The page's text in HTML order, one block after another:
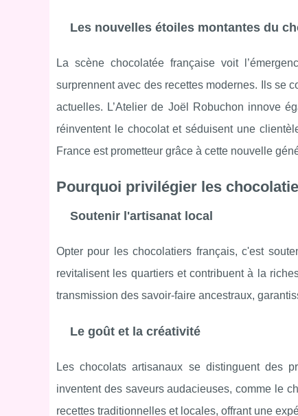
Les nouvelles étoiles montantes du
La scène chocolatée française voit
surprennent avec des recettes modernes. Ils se
actuelles. L’Atelier de Joël Robuchon innove
réinventent le chocolat et séduisent une
France est prometteur grâce à cette nouvelle
Pourquoi privilégier les
Soutenir l'artisanat local
Opter pour les chocolatiers français, c'est
revitalisent les quartiers et contribuent à la
transmission des savoir-faire ancestraux,
Le goût et la créativité
Les chocolats artisanaux se distinguent des
inventent des saveurs audacieuses, comme le
recettes traditionnelles et locales, offrant une